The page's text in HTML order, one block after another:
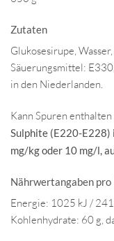
Zutaten
Glukosesirupe,
Säuerungsmittel:
in den Niederlanden.
Kann Spuren enthalten
Sulphite (E220-E228)
mg/kg oder 10 mg/l,
Nährwertangaben pro
Energie: 1025 kJ /
Kohlenhydrate: 60 g,